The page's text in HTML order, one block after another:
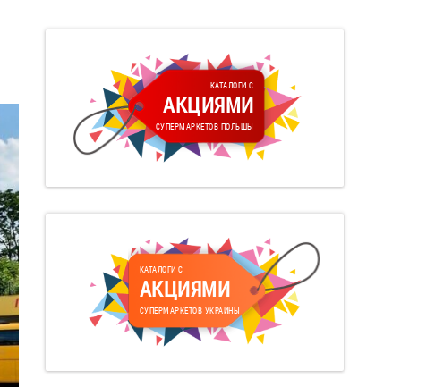
КАТАЛОГИ С
АКЦИЯМИ
СУПЕРМАРКЕТОВ ПОЛЬШЫ
КАТАЛОГИ С
АКЦИЯМИ
СУПЕРМАРКЕТОВ УКРАИНЫ